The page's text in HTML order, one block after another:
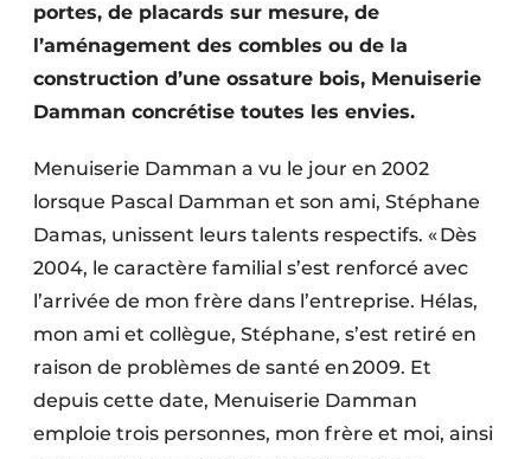
Géotextiles
Infrastructures souterraines et égouttage
Rénovation
Software
Techniques ferroviaires
Travaux ferroviaires
portes, de placards sur mesure, de
l’aménagement des combles ou de la
construction d’une ossature bois, Menuiserie
Damman concrétise toutes les envies.
Menuiserie Damman a vu le jour en 2002
lorsque Pascal Damman et son ami, Stéphane
Damas, unissent leurs talents respectifs. « Dès
2004, le caractère familial s’est renforcé avec
l’arrivée de mon frère dans l’entreprise. Hélas,
mon ami et collègue, Stéphane, s’est retiré en
raison de problèmes de santé en 2009. Et
depuis cette date, Menuiserie Damman
emploie trois personnes, mon frère et moi, ainsi